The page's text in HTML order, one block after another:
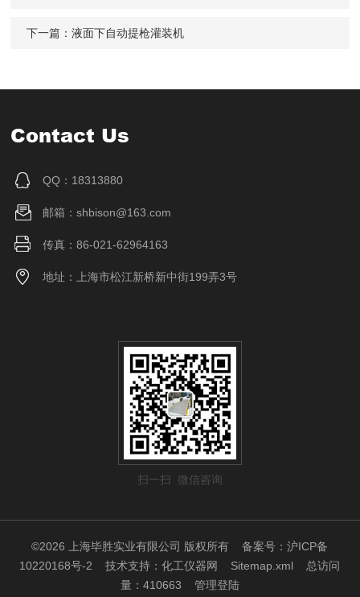
下一篇：液面下自动提枪灌装机
Contact Us
QQ：18313880
邮箱：shbison@163.com
传真：86-021-62964163
地址：上海市松江新桥新中街199弄3号
扫一扫 微信咨询
©2026 上海毕胜实业有限公司 版权所有备案号：沪ICP备
10220168号-2 技术支持：化工仪器网 Sitemap.xml 总访问
量：410663 管理登陆